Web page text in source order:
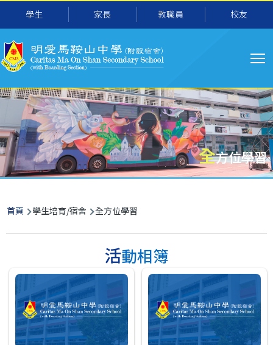
移至主內容
學生 家長 教職員 校友
导
航
全方位學習
導
航
首頁 學生培育/宿舍 全方位學習
活動相簿